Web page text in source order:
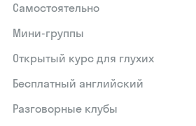
Самостоятельно
Мини-группы
Открытый курс для глухих
Бесплатный английский
Разговорные клубы